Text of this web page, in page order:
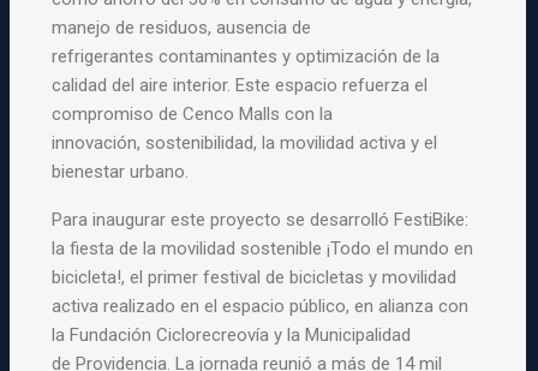
manejo de residuos, ausencia de
refrigerantescontaminantes y optimización de la
calidad del aire interior. Esteespacio refuerza el
compromiso de Cenco Malls con la
innovación, sostenibilidad, la movilidad activa y el
bienestar urbano.
Para inaugurar este proyecto se desarrolló FestiBike:
la fiesta de lamovilidad sostenible ¡Todo el mundo en
bicicleta!, el primer festivalde bicicletas y movilidad
activa realizado en el espacio público, enalianza con
la Fundación Ciclorecreovía y la Municipalidad
deProvidencia. La jornada reunió a más de 14 mil